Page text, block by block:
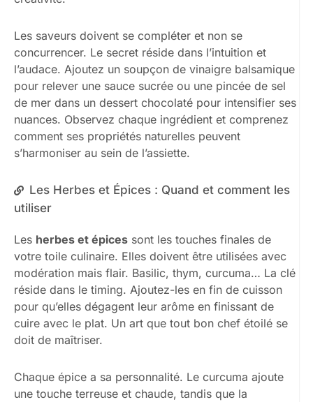
Les saveurs doivent se compléter et non se
concurrencer. Le secret réside dans l’intuition et
l’audace. Ajoutez un soupçon de vinaigre balsamique
pour relever une sauce sucrée ou une pincée de sel
de mer dans un dessert chocolaté pour intensifier ses
nuances. Observez chaque ingrédient et comprenez
comment ses propriétés naturelles peuvent
s’harmoniser au sein de l’assiette.
Les Herbes et Épices : Quand et comment les
utiliser
Les herbes et épices sont les touches finales de
votre toile culinaire. Elles doivent être utilisées avec
modération mais flair. Basilic, thym, curcuma… La clé
réside dans le timing. Ajoutez-les en fin de cuisson
pour qu’elles dégagent leur arôme en finissant de
cuire avec le plat. Un art que tout bon chef étoilé se
doit de maîtriser.
Chaque épice a sa personnalité. Le curcuma ajoute
une touche terreuse et chaude, tandis que la